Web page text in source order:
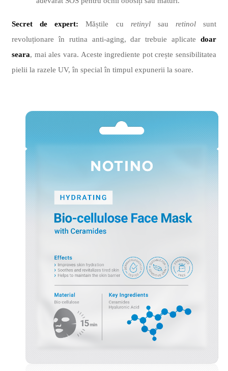
Secret de expert: Măștile cu retinylsau retinolsunt
revoluționareîn rutina anti-aging, dar trebuie aplicate doar
seara, mai ales vara. Aceste ingrediente pot crește sensibilitatea
pielii la razele UV, în special în timpul expunerii la soare.